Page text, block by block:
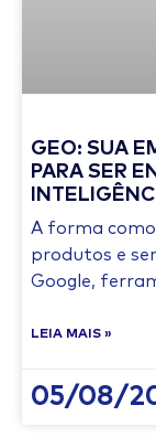
GEO: SUA
PARA SER
A forma como
produtos e
Google,
LEIA MAIS »
05/08/